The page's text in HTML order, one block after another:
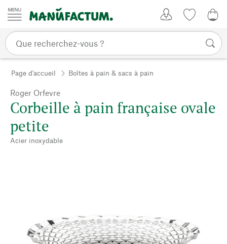
Passer au contenu
Page d'accueil Boîtes à pain & sacs à pain
Roger Orfevre
Corbeille à pain française ovale
petite
Acier inoxydable